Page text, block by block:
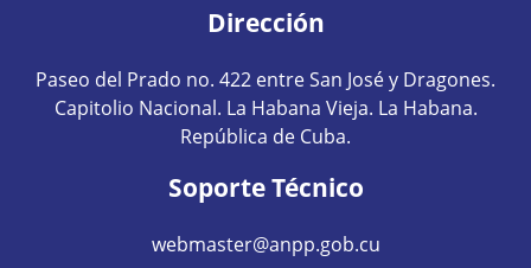
Dirección
Paseo del Prado no. 422 entre San José y Dragones.
Capitolio Nacional. La Habana Vieja. La Habana.
República de Cuba.
Soporte Técnico
webmaster@anpp.gob.cu